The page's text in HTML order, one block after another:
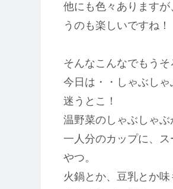
他にも色々あります
うのも楽しいですね！
そんなこんなでもう
今日は・・しゃぶしゃ
迷うとこ！
温野菜のしゃぶしゃぶ
一人分のカップに、
やつ。
火鍋とか、豆乳とか味